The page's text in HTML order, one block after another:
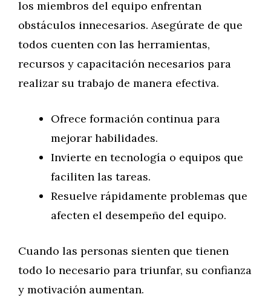
los miembros del equipo enfrentan
obstáculos innecesarios. Asegúrate de que
todos cuenten con las herramientas,
recursos y capacitación necesarios para
realizar su trabajo de manera efectiva.
Ofrece formación continua para
mejorar habilidades.
Invierte en tecnología o equipos que
faciliten las tareas.
Resuelve rápidamente problemas que
afecten el desempeño del equipo.
Cuando las personas sienten que tienen
todo lo necesario para triunfar, su confianza
y motivación aumentan.